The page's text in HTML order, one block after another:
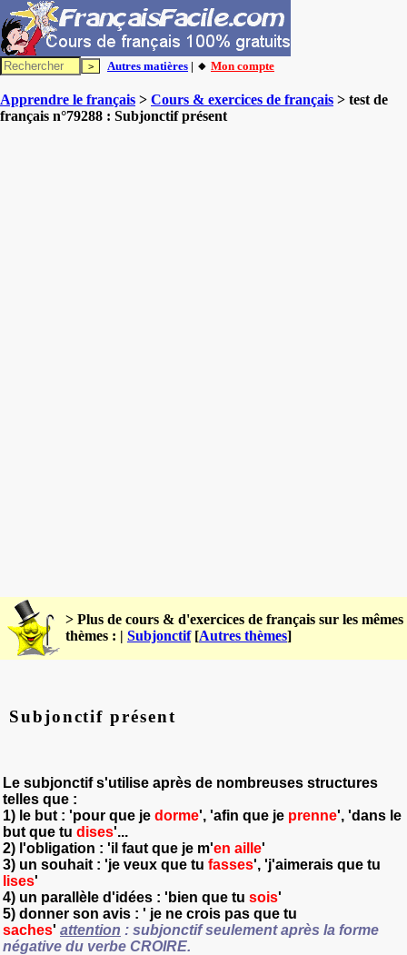
Autres matières | 🔸 Mon compte
Apprendre le français > Cours & exercices de français > test de
français n°79288 : Subjonctif présent
> Plus de cours & d'exercices de français sur les mêmes
thèmes : | Subjonctif[Autres thèmes]
Subjonctif présent
Le subjonctif s'utilise après de nombreuses structures
telles que :
1) le but : 'pour que je dorme', 'afin que je prenne', 'dans le
but que tu dises'...
2) l'obligation : 'il faut que je m'en aille'
3) un souhait : 'je veux que tu fasses', 'j'aimerais que tu
lises'
4) un parallèle d'idées : 'bien que tu sois'
5) donner son avis : ' je ne crois pas que tu
saches' attention : subjonctif seulement après la forme
négative du verbe CROIRE.